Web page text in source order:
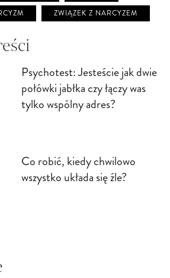
ZWIĄZEK Z NARCYZEM
Psychotest: Jesteście jak dwie
połówki jabłka czy łączy was
tylko wspólny adres?
Co robić, kiedy chwilowo
wszystko układa się źle?